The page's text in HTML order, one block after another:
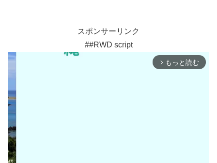
スポンサーリンク
##RWD script
arrow_forward_ios もっと読む